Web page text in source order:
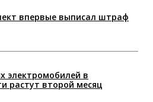
впервые выписал штраф
электромобилей в
растут второй месяц